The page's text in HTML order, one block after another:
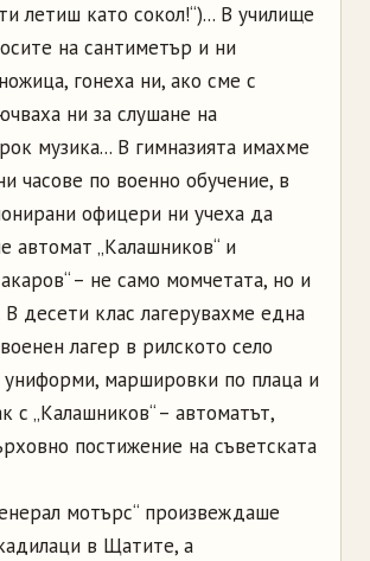
летиш като сокол!“)... В училище
на сантиметър и ни
гонеха ни, ако сме с
ни за слушане на
музика... В гимназията имахме
часове по военно обучение, в
офицери ни учеха да
автомат „Калашников“ и
– не само момчетата, но и
В десети клас лагерувахме една
лагер в рилското село
униформи, маршировки по плаца и
с „Калашников“ – автоматът,
постижение на съветската
мотърс“ произвеждаше
в Щатите, а